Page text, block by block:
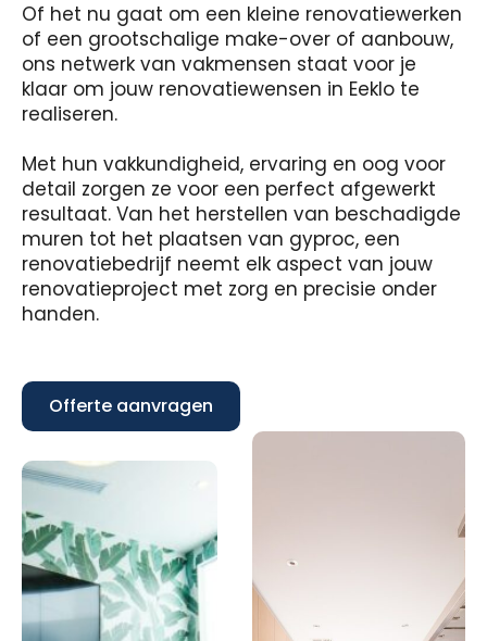
Of het nu gaat om een kleine renovatiewerken
of een grootschalige make-over of aanbouw,
ons netwerk van vakmensen staat voor je
klaar om jouw renovatiewensen in Eeklo te
realiseren.
Met hun vakkundigheid, ervaring en oog voor
detail zorgen ze voor een perfect afgewerkt
resultaat. Van het herstellen van beschadigde
muren tot het plaatsen van gyproc, een
renovatiebedrijf neemt elk aspect van jouw
renovatieproject met zorg en precisie onder
handen.
Offerte aanvragen